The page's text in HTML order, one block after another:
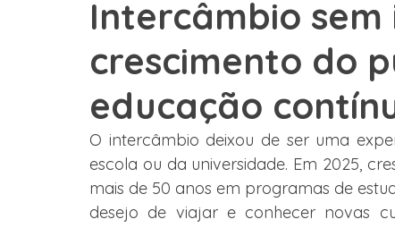
Graduação Austrália Estados Unidos
México Depoimento Grupos
Intercâmbio sem
crescimento do
educação
O intercâmbio deixou de ser uma
escola ou da universidade. Em 2025,
mais de 50 anos em programas de
desejo de viajar e conhecer novas